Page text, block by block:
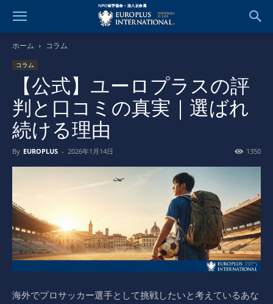
ホーム コラム
コラム
【公式】ユーロプラスの評
判と口コミの真実｜選ばれ
続ける理由
By EUROPLUS - 2026年1月14日 1350
海外でプロサッカー選手として挑戦したいと考えているあな